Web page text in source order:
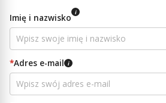
Imię i nazwisko i
*Adres e-mail i